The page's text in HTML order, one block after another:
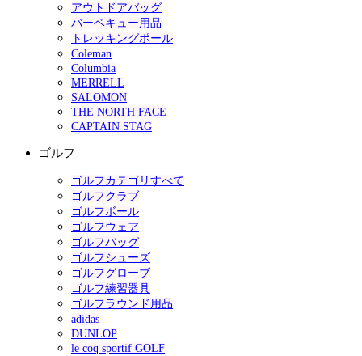
アウトドアバッグ
バーベキュー用品
トレッキングポール
Coleman
Columbia
MERRELL
SALOMON
THE NORTH FACE
CAPTAIN STAG
ゴルフ
ゴルフカテゴリすべて
ゴルフクラブ
ゴルフボール
ゴルフウェア
ゴルフバッグ
ゴルフシューズ
ゴルフグローブ
ゴルフ練習器具
ゴルフラウンド用品
adidas
DUNLOP
le coq sportif GOLF